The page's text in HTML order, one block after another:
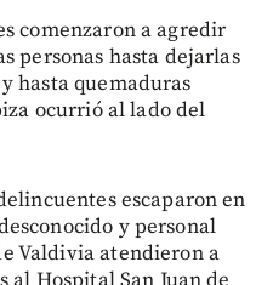
comenzaron a agredir
personas hasta dejarlas
hasta quemaduras
ocurrió al lado del
escaparon en
y personal
Valdivia atendieron a